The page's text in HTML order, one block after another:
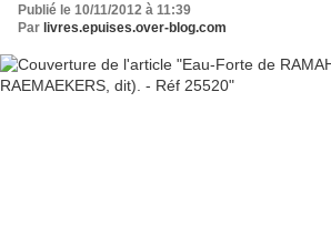
Publié le 10/11/2012 à 11:39
Par livres.epuises.over-blog.com